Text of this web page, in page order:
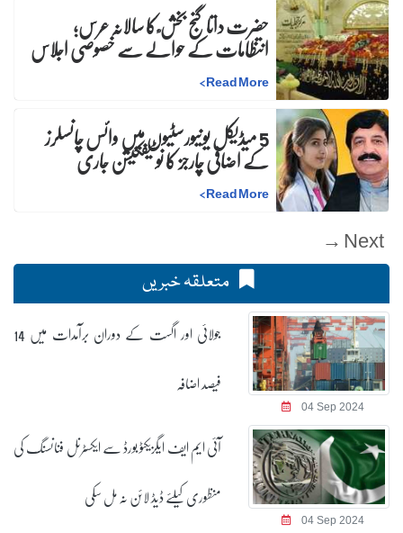
حضرت داتا گنج بخش ؒ کا سالانہ عرس;
انتظامات کے حوالے سے خصوصی اجلاس
Read More
>
5 میڈیکل یونیورسٹیوں میں وائس چانسلرز
کے اضافی چارجز کا نوٹیفکیشن جاری
Read More
>
Next →
متعلقہ خبریں
04 Sep 2024
جولائی اور اگست کے دوران برآمدات میں 14
فیصد اضافہ
04 Sep 2024
آئی ایم ایف ایگزیکٹو بورڈ سے ایکسٹرنل فنانسنگ کی
منظوری کیلئے ڈیڈ لائن نہ مل سکی